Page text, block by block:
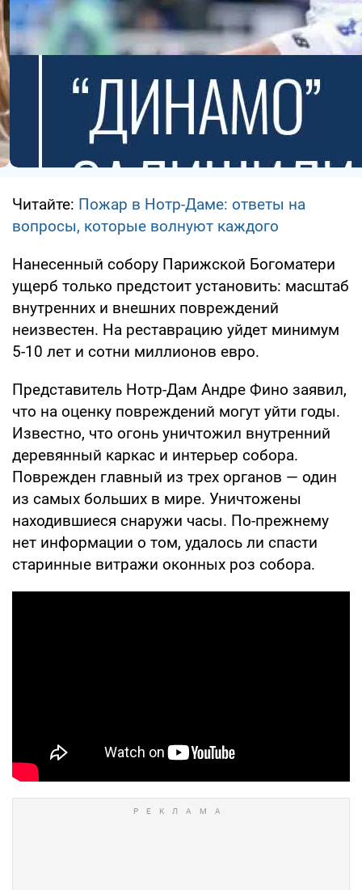
Читайте: Пожар в Нотр-Даме: ответы на
вопросы, которые волнуют каждого
Нанесенный собору Парижской Богоматери
ущерб только предстоит установить: масштаб
внутренних и внешних повреждений
неизвестен. На реставрацию уйдет минимум
5-10 лет и сотни миллионов евро.
Представитель Нотр-Дам Андре Фино заявил,
что на оценку повреждений могут уйти годы.
Известно, что огонь уничтожил внутренний
деревянный каркас и интерьер собора.
Поврежден главный из трех органов — один
из самых больших в мире. Уничтожены
находившиеся снаружи часы. По-прежнему
нет информации о том, удалось ли спасти
старинные витражи оконных роз собора.